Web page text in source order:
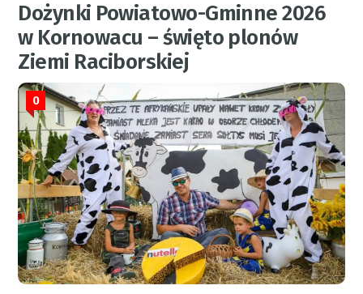
Dożynki Powiatowo-Gminne 2026
w Kornowacu – święto plonów
Ziemi Raciborskiej
0